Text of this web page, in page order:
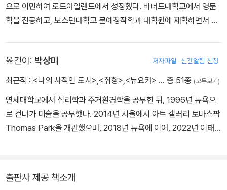
으로 이민하여 로드아일랜드에서 성장했다. 바너드대학교에서 영문
학을 전공하고, 보스턴대학교 문예창작학과 대학원에 재학하면서 단
오헨리 문학상과 펜/헤밍웨이상을, 이듬해 퓰리처상을 수상했다. 20
03년 출간한 장편소설 『이름 뒤에 숨은 사랑』은 ‘뉴요커들이 가장 많
한 소설집 『그저 좋은 사람』은 프랭크오코너 국제단편소설상을 수상
했고 〈뉴욕타임스〉 선정 ‘2008년 최우수 도서 10’에 들었다. 2013
년 두 번째 장편소설 『저지대』를 출간했다. 가족과 함께 로마에서 거
등을 출간했다. 프린스턴대학교를 거쳐 현재 바너드대학교에서 학생
옮긴이: 박상미 저자파일 신간알림 신청
최근작 : <나의 사적인 도시> <취향> <뉴요커> … 총 51종 (모두보기)
연세대학교에서 심리학과 주거환경학을 공부한 뒤, 1996년 뉴욕으
로 건너가 미술을 공부했다. 2014년 서울에서 아트 갤러리 토마스팍
Thomas Park을 개관했으며, 2018년 뉴욕에 이어, 2022년 이태원
『어젯밤』, 줌파 라히리의 『이름 뒤에 숨은 사랑』, 『그저 좋은 사람』,
출판사 제공 책소개